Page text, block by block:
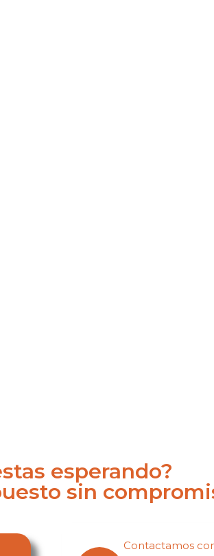
esperando?
sin
Contactamos